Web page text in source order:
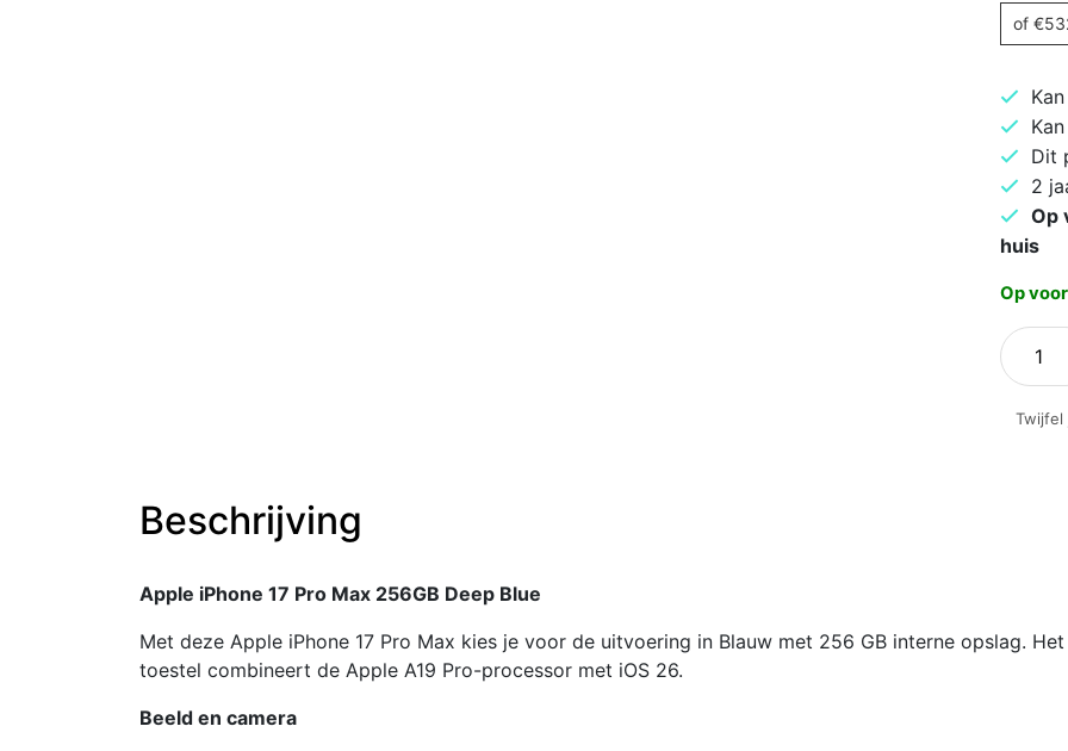
of €
Dit
2
Op
huis
Op
Apple
iPhone
Pro
Twijfel
Beschrijving
Apple iPhone 17 Pro Max 256GB Deep Blue
Met deze Apple iPhone 17 Pro Max kies je voor de uitvoering in Blauw met 256 GB interne opslag. Het
toestel combineert de Apple A19 Pro-processor met iOS 26.
Beeld en camera